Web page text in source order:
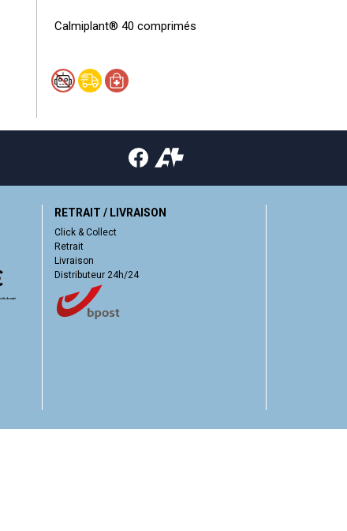
Calmiplant® 40 comprimés
RETRAIT / LIVRAISON
Click & Collect
Retrait
Livraison
Distributeur 24h/24